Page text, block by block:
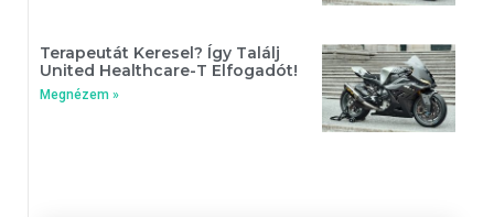
Terapeutát Keresel? Így Találj
United Healthcare-T Elfogadót!
Megnézem »